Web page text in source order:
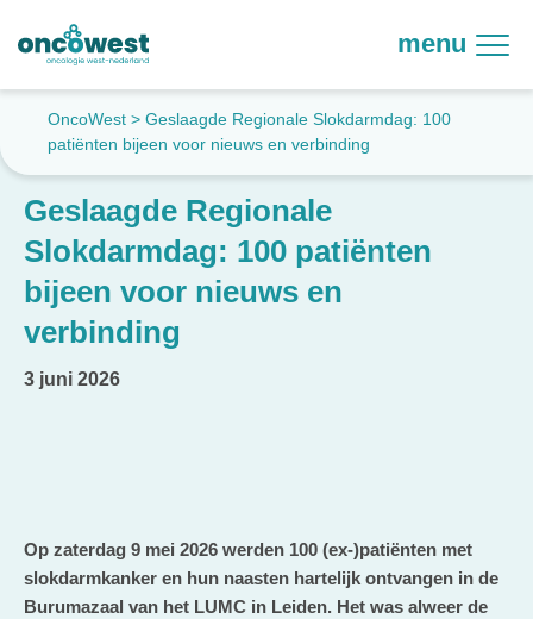
menu
OncoWest > Geslaagde Regionale Slokdarmdag: 100
patiënten bijeen voor nieuws en verbinding
Geslaagde Regionale
Slokdarmdag: 100 patiënten
bijeen voor nieuws en
verbinding
3 juni 2026
Op zaterdag 9 mei 2026 werden 100 (ex-)patiënten met
slokdarmkanker en hun naasten hartelijk ontvangen in de
Burumazaal van het LUMC in Leiden. Het was alweer de